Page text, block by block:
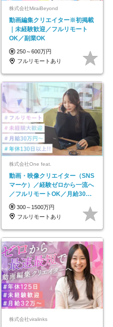
株式会社MiraiBeyond
動画編集クリエイター※初掲載
｜未経験歓迎／フルリモート
OK／副業OK
250～600万円
フルリモートあり
株式会社One feat.
動画・映像クリエイター（SNS
マーケ）／経験ゼロから一流へ
／フルリモートOK／月給30万
円～／年休130日以上
300～1500万円
フルリモートあり
株式会社viralinks